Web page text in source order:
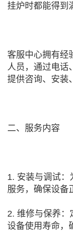
挂炉时都能得到
客服中心拥有经
人员，通过电话
提供咨询、安装
二、服务内容
1. 安装与调试：
服务，确保设备
2. 维修与保养：
设备使用寿命，